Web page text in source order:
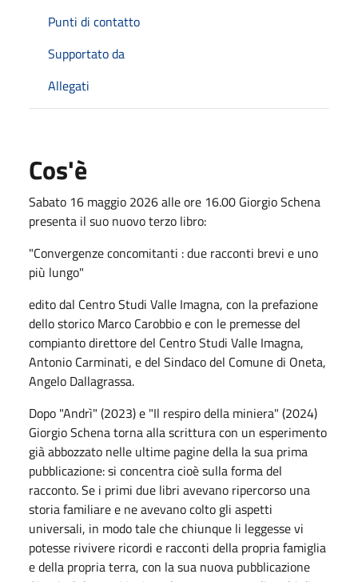
Punti di contatto
Supportato da
Allegati
Cos'è
Sabato 16 maggio 2026 alle ore 16.00 Giorgio Schena
presenta il suo nuovo terzo libro:
"Convergenze concomitanti : due racconti brevi e uno
più lungo"
edito dal Centro Studi Valle Imagna, con la prefazione
dello storico Marco Carobbio e con le premesse del
compianto direttore del Centro Studi Valle Imagna,
Antonio Carminati, e del Sindaco del Comune di Oneta,
Angelo Dallagrassa.
Dopo "Andrì" (2023) e "Il respiro della miniera" (2024)
Giorgio Schena torna alla scrittura con un esperimento
già abbozzato nelle ultime pagine della la sua prima
pubblicazione: si concentra cioè sulla forma del
racconto. Se i primi due libri avevano ripercorso una
storia familiare e ne avevano colto gli aspetti
universali, in modo tale che chiunque li leggesse vi
potesse rivivere ricordi e racconti della propria famiglia
e della propria terra, con la sua nuova pubblicazione